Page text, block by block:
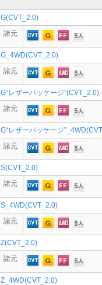
G(CVT_2.0)
諸元
G_4WD(CVT_2.0)
諸元
G“レザーパッケージ”(CVT_2.0)
諸元
G“レザーパッケージ
諸元
S(CVT_2.0)
諸元
S_4WD(CVT_2.0)
諸元
Z(CVT_2.0)
諸元
Z_4WD(CVT_2.0)